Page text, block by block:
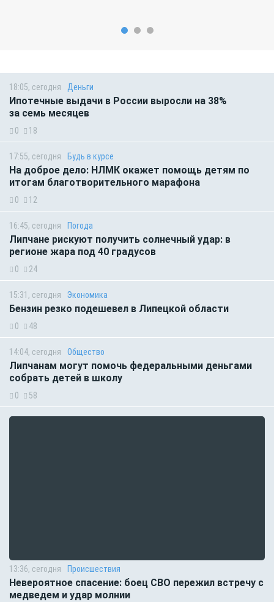
18:05, сегодня Деньги
Ипотечные выдачи в России выросли на 38%
за семь месяцев
0 18
17:55, сегодня Будь в курсе
На доброе дело: НЛМК окажет помощь детям по
итогам благотворительного марафона
0 12
16:45, сегодня Погода
Липчане рискуют получить солнечный удар: в
регионе жара под 40 градусов
0 24
15:31, сегодня Экономика
Бензин резко подешевел в Липецкой области
0 48
14:04, сегодня Общество
Липчанам могут помочь федеральными деньгами
собрать детей в школу
0 58
13:36, сегодня Происшествия
Невероятное спасение: боец СВО пережил встречу с
медведем и удар молнии